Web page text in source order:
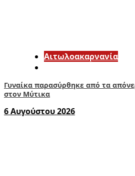
Αιτωλοακαρνανία
Γυναίκα παρασύρθηκε από τα
στον Μύτικα
6 Αυγούστου 2026